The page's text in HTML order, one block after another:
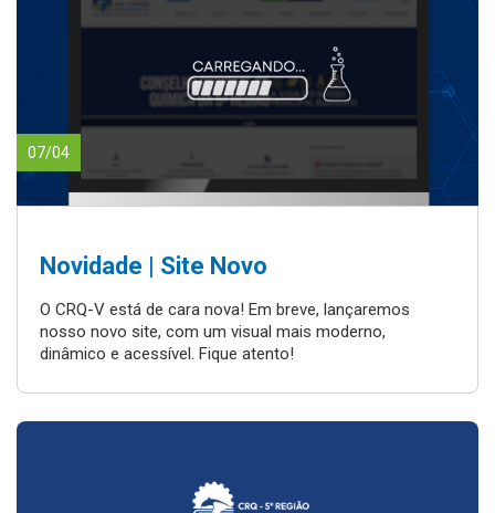
07/04
Novidade | Site Novo
O CRQ-V está de cara nova! Em breve, lançaremos
nosso novo site, com um visual mais moderno,
dinâmico e acessível. Fique atento!